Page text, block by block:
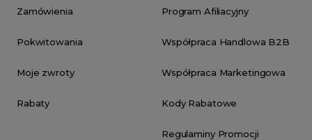
Zamówienia
Pokwitowania
Moje zwroty
Rabaty
Program Afiliacyjny
Współpraca Handlowa B2B
Współpraca Marketingowa
Kody Rabatowe
Regulaminy Promocji